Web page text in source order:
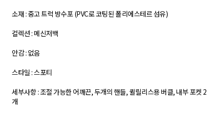
소재 : 중고 트럭 방수포 (PVC로 코팅된 폴리에스테르 섬유)
컬렉션 : 메신저백
안감 : 없음
스타일 : 스포티
세부사항 : 조절 가능한 어깨끈, 두개의 핸들, 퀼릴리스용 버클, 내부 포켓 2
개